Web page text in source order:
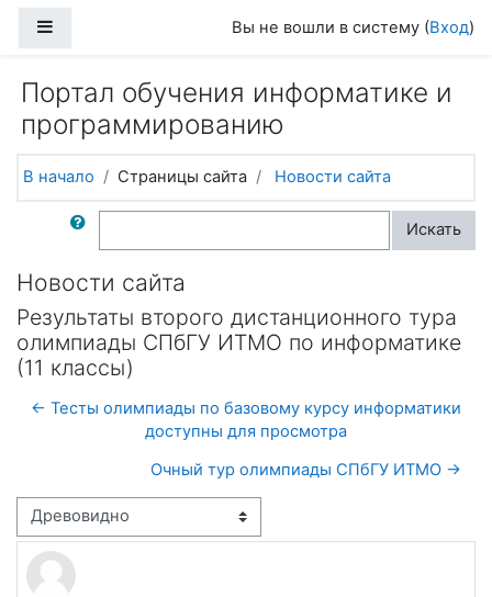
Вы не вошли в систему (Вход)
Портал обучения информатике и
программированию
В начало Страницы сайта Новости сайта
Поиск по форумам Искать
Новости сайта
Результаты второго дистанционного тура
олимпиады СПбГУ ИТМО по информатике
(11 классы)
← Тесты олимпиады по базовому курсу информатики
доступны для просмотра
Очный тур олимпиады СПбГУ ИТМО →
Режим отображения